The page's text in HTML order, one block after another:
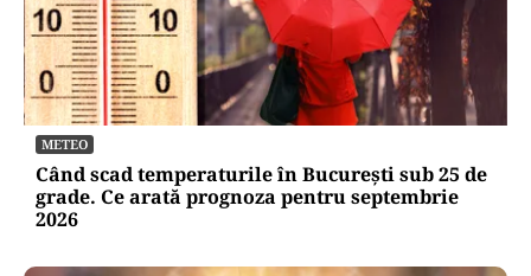
METEO
Când scad temperaturile în București sub 25 de
grade. Ce arată prognoza pentru septembrie
2026